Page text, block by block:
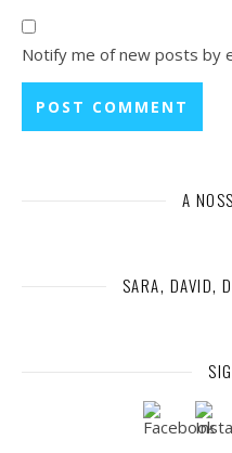
Notify me of new posts by
A
SARA, DAVID,